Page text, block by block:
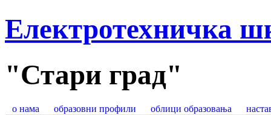
Електротехничка
"Стари град"
о нама образовни профили облици образовања